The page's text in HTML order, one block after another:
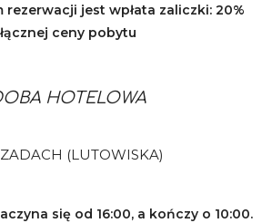
jest wpłata zaliczki: 20%
łącznej ceny pobytu
HOTELOWA
(LUTOWISKA)
się od 16:00, a kończy o 10:00.